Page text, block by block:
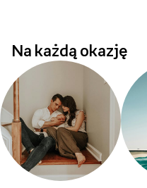
Na każdą okazję